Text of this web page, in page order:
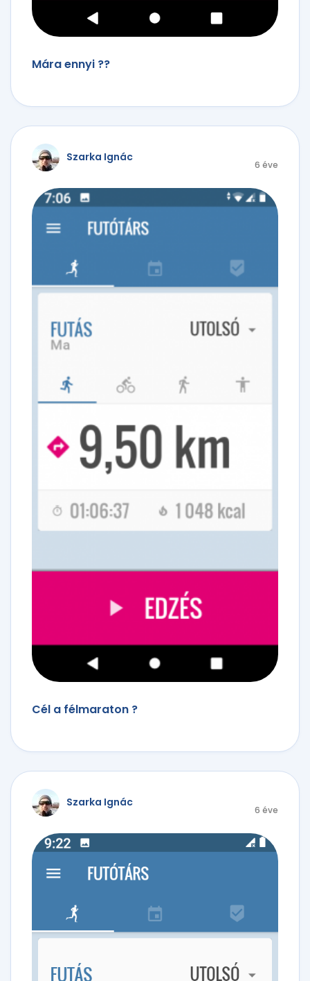
Mára ennyi ??
Szarka Ignác
6 éve
Cél a félmaraton ?
Szarka Ignác
6 éve